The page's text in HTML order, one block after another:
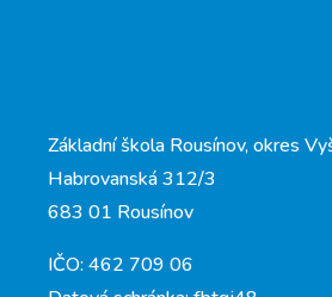
Základní škola Rousínov, okres
Habrovanská 312/3
683 01 Rousínov
IČO: 462 709 06